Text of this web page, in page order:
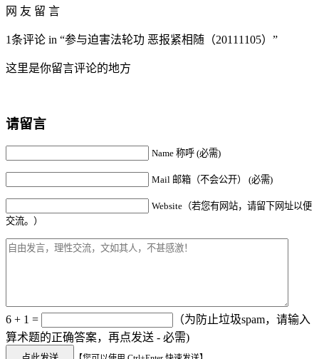
网 友 留 言
1条评论 in “参与迫害法轮功 恶报紧相随（20111105）”
这里是你留言评论的地方
请留言
Name 称呼 (必需)
Mail 邮箱（不会公开） (必需)
Website（若您有网站，请留下网址以便
交流。）
6 + 1 =
（为防止垃圾spam，请输入
算术题的正确答案，再点发送 - 必需)